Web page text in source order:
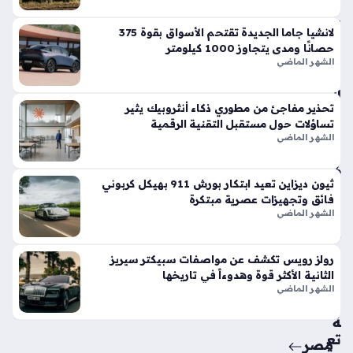
الأ
وا
الح
الي
ة
6
أيام
حق
ق
من
ة
تع
لانشيا جاما الجديدة تقتحم الأسواق بقوة 375
حصانًا ومدى يتجاوز 1000 كيلومتر
الشهر الماضي
تحذير مفاجئ من مطوري ذكاء أنثروبيك يثير
تساؤلات حول مستقبل التقنية الرقمية
الشهر الماضي
ثيون ديزاين تعيد ابتكار بورش 911 بهيكل كربوني
فائق وتجهيزات عصرية مبتكرة
الشهر الماضي
رولز رويس تكشف عن مواصفات سبيكتر سيريز
الثانية الأكثر قوة وهدوءاً في تاريخها
الشهر الماضي
مصر